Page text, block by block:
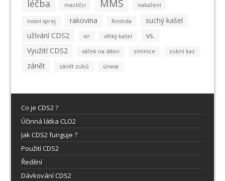
léčba mazlíčci MMS nakažení
nosní sprej rakovina Rinitida
suchý kašel
užívání CDS2
vir vlhký kašel
vs.
Využití CDS2
váček na dásni zimnice zubní kaz
zánět zánět zubů únava
Co je CDS2 ?
Účinná látka CLO2
Jak CDS2 funguje ?
Použití CDS2
Ředění
Dávkování CDS2